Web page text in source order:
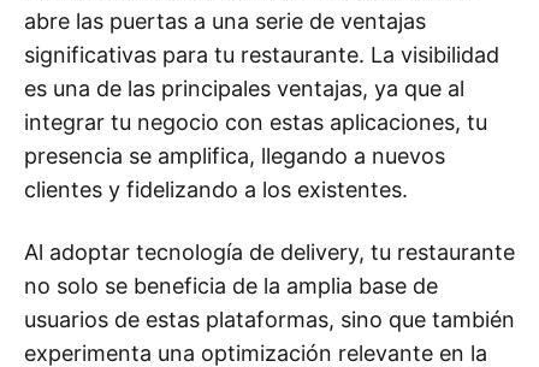
abre las puertas a una serie de ventajas
significativas para tu restaurante. La visibilidad
es una de las principales ventajas, ya que al
integrar tu negocio con estas aplicaciones, tu
presencia se amplifica, llegando a nuevos
clientes y fidelizando a los existentes.
Al adoptar tecnología de delivery, tu restaurante
no solo se beneficia de la amplia base de
usuarios de estas plataformas, sino que también
experimenta una optimización relevante en la